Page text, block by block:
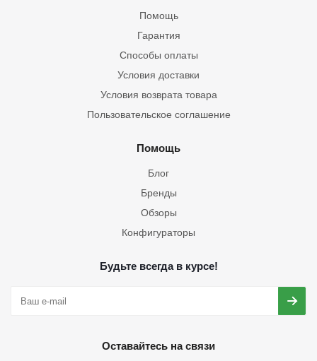
Помощь
Гарантия
Способы оплаты
Условия доставки
Условия возврата товара
Пользовательское соглашение
Помощь
Блог
Бренды
Обзоры
Конфигураторы
Будьте всегда в курсе!
Оставайтесь на связи